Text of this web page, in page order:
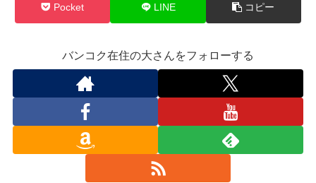
Pocket LINE コピー
バンコク在住の大さんをフォローする